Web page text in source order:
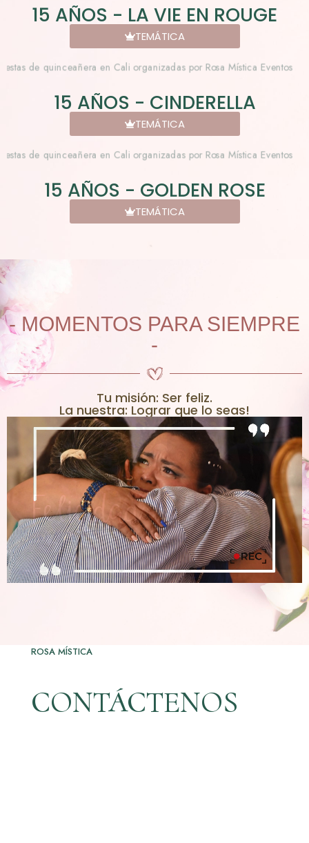
15 AÑOS - LA VIE EN ROUGE
TEMÁTICA
15 AÑOS - CINDERELLA
TEMÁTICA
15 AÑOS - GOLDEN ROSE
TEMÁTICA
- MOMENTOS PARA SIEMPRE
-
Tu misión: Ser feliz.
La nuestra: Lograr que lo seas!
ROSA MÍSTICA
CONTÁCTENOS